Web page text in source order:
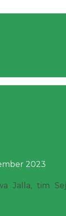
2023
Jalla, tim